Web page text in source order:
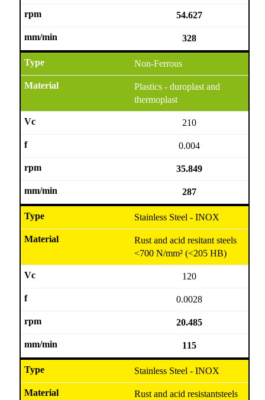
54.627
328
Non-Ferrous
Plastics - duroplast and
thermoplast
210
0.004
35.849
287
Stainless Steel - INOX
Rust and acid resitant steels
<700 N/mm² (<205 HB)
120
0.0028
20.485
115
Stainless Steel - INOX
Rust and acid resistantsteels